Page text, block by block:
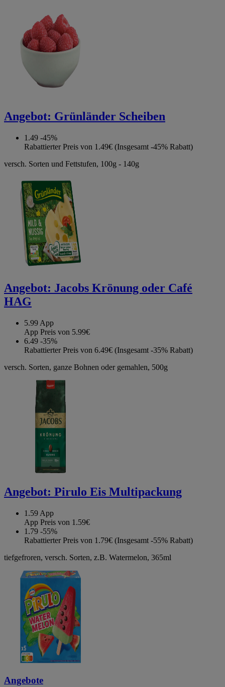
Angebot: Grünländer Scheiben
1.49 -45%
Rabattierter Preis von 1.49€ (Insgesamt -45% Rabatt)
versch. Sorten und Fettstufen, 100g - 140g
Angebot: Jacobs Krönung oder Café
HAG
5.99 App
App Preis von 5.99€
6.49 -35%
Rabattierter Preis von 6.49€ (Insgesamt -35% Rabatt)
versch. Sorten, ganze Bohnen oder gemahlen, 500g
Angebot: Pirulo Eis Multipackung
1.59 App
App Preis von 1.59€
1.79 -55%
Rabattierter Preis von 1.79€ (Insgesamt -55% Rabatt)
tiefgefroren, versch. Sorten, z.B. Watermelon, 365ml
Angebote